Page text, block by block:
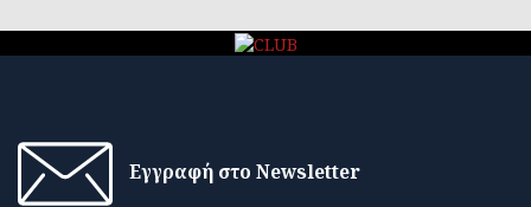
Εγγραφή στο Newsletter